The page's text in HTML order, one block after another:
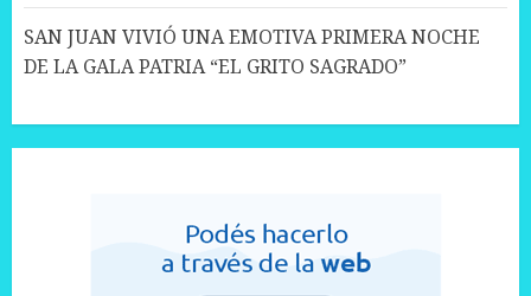
SAN JUAN VIVIÓ UNA EMOTIVA PRIMERA NOCHE
DE LA GALA PATRIA “EL GRITO SAGRADO”